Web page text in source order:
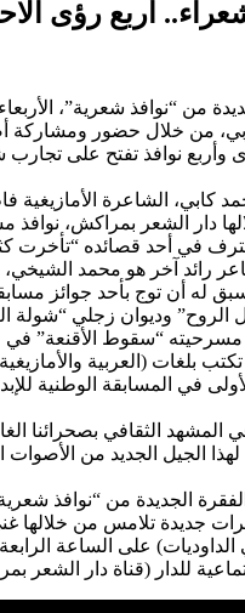
أربع رؤى
من خلال حضور
نوافذ تفتح على تجارب
الشاعرة الأمازيغية
دار الشعر بمراكش،
في أحد قصائده “تأخرت
مؤلفات مسرحية وقصصية وفي الشعر “وشل
بلغات (العربية
2018.وقد سبق للشاعرةبوزهر، أن توجت بالجائزة
المشهد الثقافي بصحرائنا
الجيل الجديد من
الجديدة من “نوافذ
جديدة تلامس من خلالها
الاحترازية، يوم الأربعاء 20 يناير 2021 بفضاء